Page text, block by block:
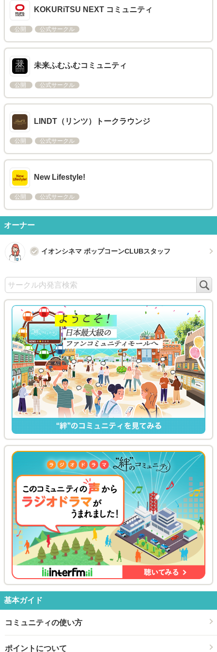
KOKURiTSU NEXT コミュニティ
公開 公式サークル
未来ふむふむコミュニティ
公開 公式サークル
LINDT（リンツ）トークラウンジ
公開 公式サークル
New Lifestyle!
公開 公式サークル
オーナー
イオンシネマ ポップコーンCLUBスタッフ
基本ガイド
コミュニティの使い方
ポイントについて